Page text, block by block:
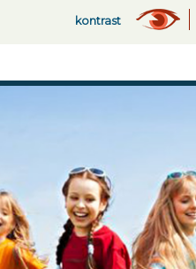
kontrast